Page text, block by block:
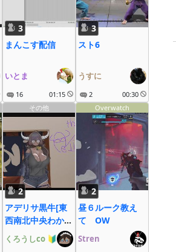
3
まんこす配信
いとま
16 01:15
3
スト6
うすに
2
00:30
その他
2
アデリサ黒牛[東
西南北中央わから
ん]
くろうしco 🔰
Overwatch
2
昼６ルーク教え
て OW
Stren